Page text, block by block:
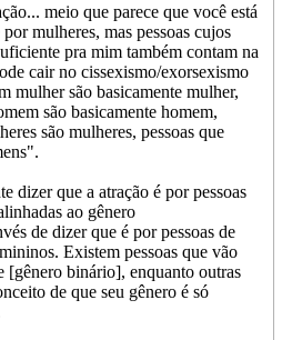
meio que parece que você está
mulheres, mas pessoas cujos
pra mim também contam na
cair no cissexismo/exorsexismo
mulher são basicamente mulher,
são basicamente homem,
são mulheres, pessoas que
dizer que a atração é por pessoas
ao gênero
de dizer que é por pessoas de
Existem pessoas que vão
[gênero binário], enquanto outras
de que seu gênero é só